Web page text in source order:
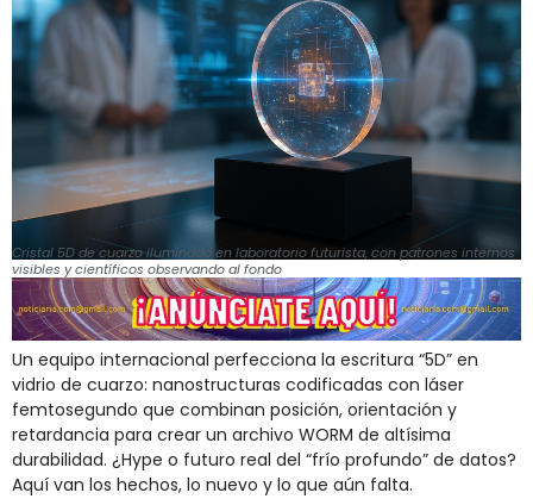
Cristal 5D de cuarzo iluminado en laboratorio futurista, con patrones internos
visibles y científicos observando al fondo
Un equipo internacional perfecciona la escritura “5D” en
vidrio de cuarzo: nanostructuras codificadas con láser
femtosegundo que combinan posición, orientación y
retardancia para crear un archivo WORM de altísima
durabilidad. ¿Hype o futuro real del “frío profundo” de datos?
Aquí van los hechos, lo nuevo y lo que aún falta.